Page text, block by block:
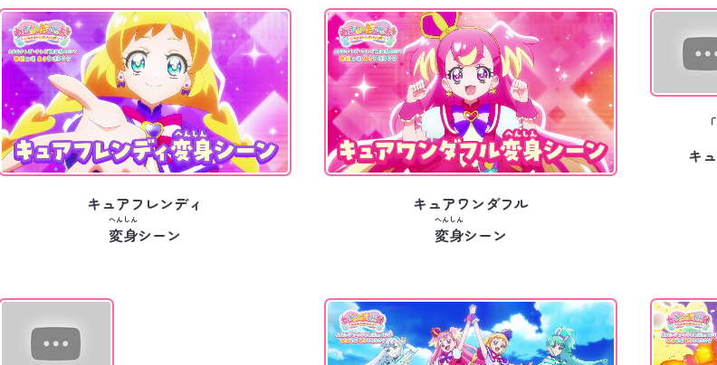
キュアフレンディ
変身
へんしん
シーン
キュアワンダフル
変身
へんしん
シーン
キ